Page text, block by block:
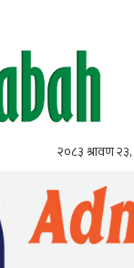
२०८३ श्रावण २३,